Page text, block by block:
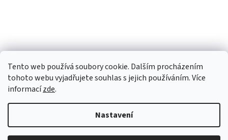
Tento web používá soubory cookie. Dalším procházením
tohoto webu vyjadřujete souhlas s jejich používáním. Více
informacízde.
Nastavení
Vytvořil Shoptet